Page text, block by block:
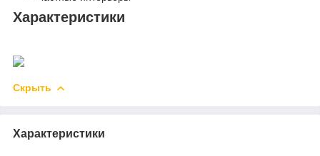
Характеристики
Скрыть
Характеристики